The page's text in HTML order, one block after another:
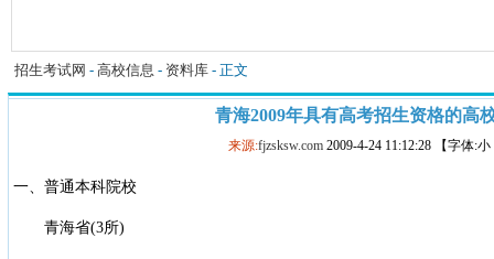
招生考试网 - 高校信息 - 资料库 - 正文
青海2009年具有高考招生资格的高
来源:fjzsksw.com 2009-4-24 11:12:28 【字体:
一、普通本科院校
青海省(3所)